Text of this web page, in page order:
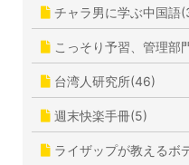
チャラ男に学ぶ中国語
こっそり予習、管理部
台湾人研究所(46)
週末快楽手冊(5)
ライザップが教えるボ